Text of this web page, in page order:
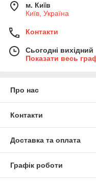
м. Київ
Київ, Україна
Контакти
Сьогодні вихідний
Показати весь
Про нас
Контакти
Доставка та оплата
Графік роботи